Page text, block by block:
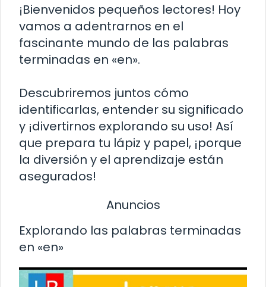
¡Bienvenidos pequeños lectores! Hoy
vamos a adentrarnos en el
fascinante mundo de las palabras
terminadas en «en».
Descubriremos juntos cómo
identificarlas, entender su significado
y ¡divertirnos explorando su uso! Así
que prepara tu lápiz y papel, ¡porque
la diversión y el aprendizaje están
asegurados!
Anuncios
Explorando las palabras terminadas
en «en»